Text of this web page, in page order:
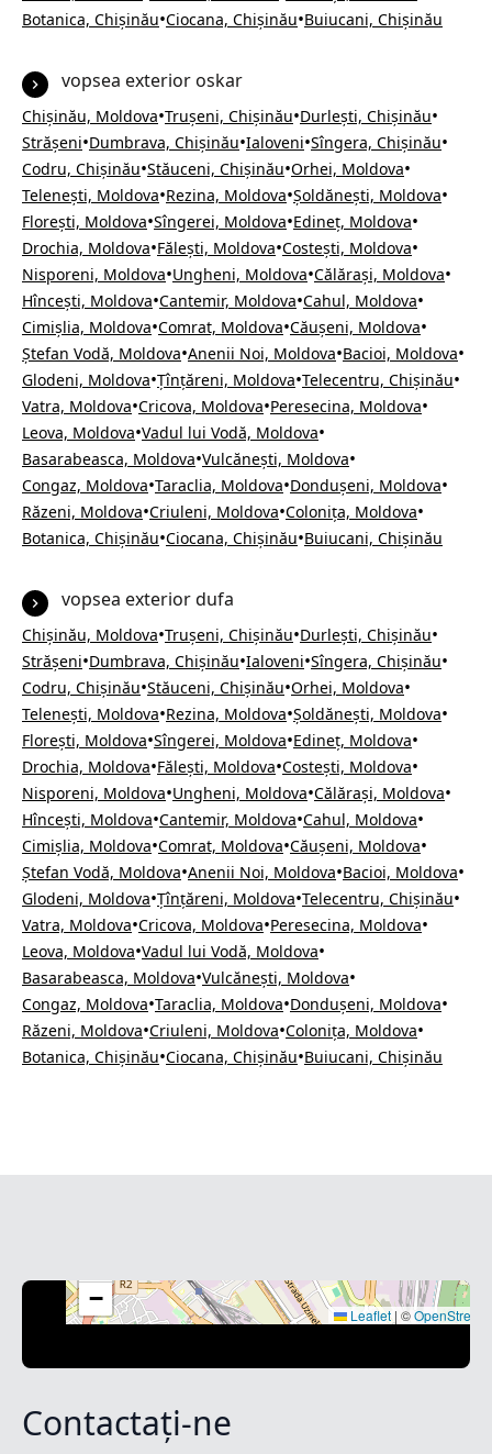
Botanica, Chișinău•Ciocana, Chișinău•Buiucani, Chișinău
vopsea exterior oskar
Chișinău, Moldova•Trușeni, Chișinău•Durlești, Chișinău•
Strășeni•Dumbrava, Chișinău•Ialoveni•Sîngera, Chișinău•
Codru, Chișinău•Stăuceni, Chișinău•Orhei, Moldova•
Telenești, Moldova•Rezina, Moldova•Șoldănești, Moldova•
Florești, Moldova•Sîngerei, Moldova•Edineț, Moldova•
Drochia, Moldova•Fălești, Moldova•Costești, Moldova•
Nisporeni, Moldova•Ungheni, Moldova•Călărași, Moldova•
Hîncești, Moldova•Cantemir, Moldova•Cahul, Moldova•
Cimișlia, Moldova•Comrat, Moldova•Căușeni, Moldova•
Ștefan Vodă, Moldova•Anenii Noi, Moldova•Bacioi, Moldova•
Glodeni, Moldova•Țînțăreni, Moldova•Telecentru, Chișinău•
Vatra, Moldova•Cricova, Moldova•Peresecina, Moldova•
Leova, Moldova•Vadul lui Vodă, Moldova•
Basarabeasca, Moldova•Vulcănești, Moldova•
Congaz, Moldova•Taraclia, Moldova•Dondușeni, Moldova•
Răzeni, Moldova•Criuleni, Moldova•Colonița, Moldova•
Botanica, Chișinău•Ciocana, Chișinău•Buiucani, Chișinău
vopsea exterior dufa
Chișinău, Moldova•Trușeni, Chișinău•Durlești, Chișinău•
Strășeni•Dumbrava, Chișinău•Ialoveni•Sîngera, Chișinău•
Codru, Chișinău•Stăuceni, Chișinău•Orhei, Moldova•
Telenești, Moldova•Rezina, Moldova•Șoldănești, Moldova•
Florești, Moldova•Sîngerei, Moldova•Edineț, Moldova•
Drochia, Moldova•Fălești, Moldova•Costești, Moldova•
Nisporeni, Moldova•Ungheni, Moldova•Călărași, Moldova•
Hîncești, Moldova•Cantemir, Moldova•Cahul, Moldova•
Cimișlia, Moldova•Comrat, Moldova•Căușeni, Moldova•
Ștefan Vodă, Moldova•Anenii Noi, Moldova•Bacioi, Moldova•
Glodeni, Moldova•Țînțăreni, Moldova•Telecentru, Chișinău•
Vatra, Moldova•Cricova, Moldova•Peresecina, Moldova•
Leova, Moldova•Vadul lui Vodă, Moldova•
Basarabeasca, Moldova•Vulcănești, Moldova•
Congaz, Moldova•Taraclia, Moldova•Dondușeni, Moldova•
Răzeni, Moldova•Criuleni, Moldova•Colonița, Moldova•
Botanica, Chișinău•Ciocana, Chișinău•Buiucani, Chișinău
−
Leaflet | ©
Contactați-ne